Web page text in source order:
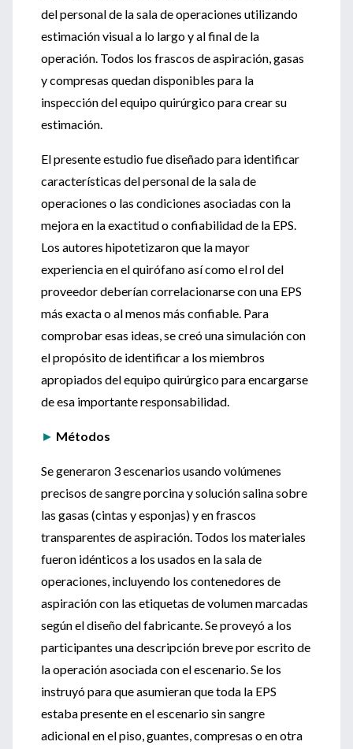
del personal de la sala de operaciones utilizando
estimación visual a lo largo y al final de la
operación. Todos los frascos de aspiración, gasas
y compresas quedan disponibles para la
inspección del equipo quirúrgico para crear su
estimación.
El presente estudio fue diseñado para identificar
características del personal de la sala de
operaciones o las condiciones asociadas con la
mejora en la exactitud o confiabilidad de la EPS.
Los autores hipotetizaron que la mayor
experiencia en el quirófano así como el rol del
proveedor deberían correlacionarse con una EPS
más exacta o al menos más confiable. Para
comprobar esas ideas, se creó una simulación con
el propósito de identificar a los miembros
apropiados del equipo quirúrgico para encargarse
de esa importante responsabilidad.
► Métodos
Se generaron 3 escenarios usando volúmenes
precisos de sangre porcina y solución salina sobre
las gasas (cintas y esponjas) y en frascos
transparentes de aspiración. Todos los materiales
fueron idénticos a los usados en la sala de
operaciones, incluyendo los contenedores de
aspiración con las etiquetas de volumen marcadas
según el diseño del fabricante. Se proveyó a los
participantes una descripción breve por escrito de
la operación asociada con el escenario. Se los
instruyó para que asumieran que toda la EPS
estaba presente en el escenario sin sangre
adicional en el piso, guantes, compresas o en otra